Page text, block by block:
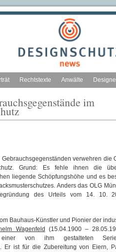
Rechtstexte Anwälte
im
verwehren die
Grund: Es fehle ihnen die
liegende Schöpfungshöhe und es
Anders das OLG
des Urteils vom 14. 10.
Bauhaus-Künstler und Pionier der
Wagenfeld
(15.04.1900 –
von ihm gestalteten
Er ist für die Zubereitung von Eiern,